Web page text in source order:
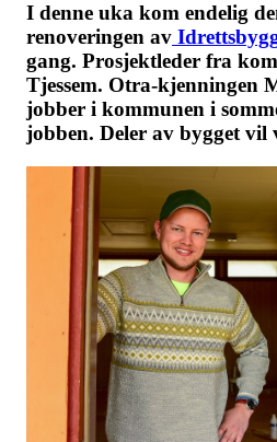
I denne uka kom endelig
renoveringen av
gang. Prosjektleder fra
Tjessem. Otra-kjenningen
jobber i kommunen i
jobben. Deler av bygget vil